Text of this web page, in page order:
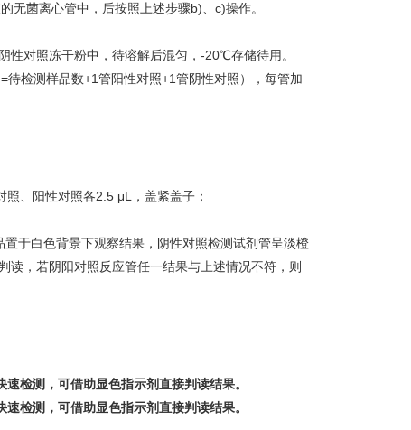
无菌离心管中，后按照上述步骤b)、c)操作。
对照冻干粉中，待溶解后混匀，-20℃存储待用。
检测样品数+1管阳性对照+1管阴性对照），每管加
、阳性对照各2.5 μL，盖紧盖子；
于白色背景下观察结果，阴性对照检测试剂管呈淡橙
读，若阴阳对照反应管任一结果与上述情况不符，则
检测，可借助显色指示剂直接判读结果。
检测，可借助显色指示剂直接判读结果。